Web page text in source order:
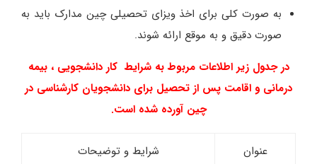
به صورت کلی برای اخذ ویزای تحصیلی چین مدارک باید به
صورت دقیق و به موقع ارائه شوند.
در جدول زیر اطلاعات مربوط به شرایط کار دانشجویی ، بیمه
درمانی و اقامت پس از تحصیل برای دانشجویان کارشناسی در
چین آورده شده است.
عنوان شرایط و توضیحات